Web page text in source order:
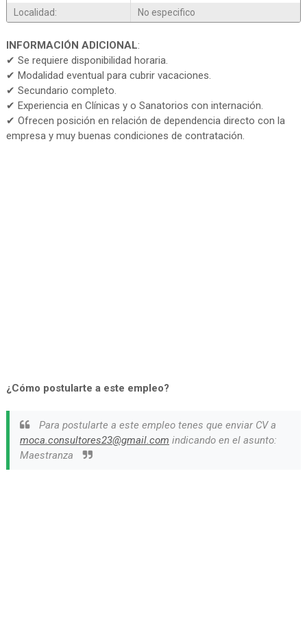
Localidad:
No especifico
INFORMACIÓN ADICIONAL:
✔ Se requiere disponibilidad horaria.
✔ Modalidad eventual para cubrir vacaciones.
✔ Secundario completo.
✔ Experiencia en Clínicas y o Sanatorios con internación.
✔ Ofrecen posición en relación de dependencia directo con la
empresa y muy buenas condiciones de contratación.
¿Cómo postularte a este empleo?
Para postularte a este empleo tenes que enviar CV a
moca.consultores23@gmail.com indicando en el asunto:
Maestranza